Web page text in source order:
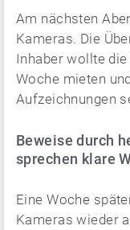
Am nächsten
Kameras. Die
Inhaber wollte
Woche mieten
Aufzeichnungen
Beweise durch
sprechen klare
Eine Woche
Kameras wieder